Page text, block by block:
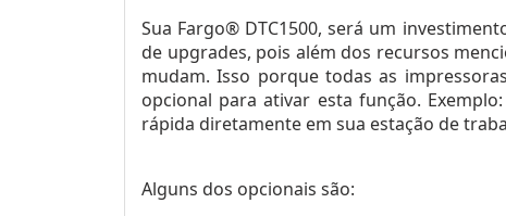
Sua Fargo® DTC1500, será um
de upgrades, pois além dos recursos
mudam. Isso porque todas as
opcional para ativar esta função.
rápida diretamente em sua estação de
Alguns dos opcionais são: